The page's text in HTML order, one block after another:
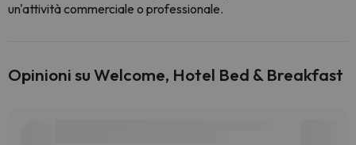
un'attività commerciale o professionale.
Opinioni su Welcome, Hotel Bed & Breakfast